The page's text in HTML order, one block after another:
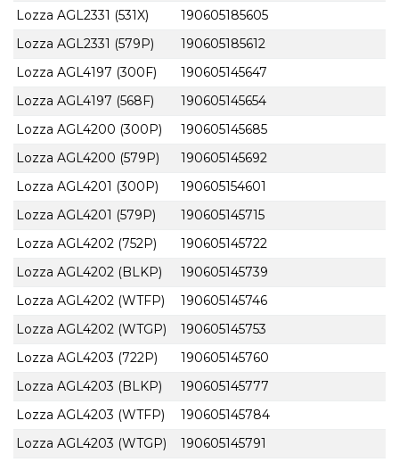
Lozza AGL2331 (531X)
190605185605
Lozza AGL2331 (579P)
190605185612
Lozza AGL4197 (300F)
190605145647
Lozza AGL4197 (568F)
190605145654
Lozza AGL4200 (300P)
190605145685
Lozza AGL4200 (579P)
190605145692
Lozza AGL4201 (300P)
190605154601
Lozza AGL4201 (579P)
190605145715
Lozza AGL4202 (752P)
190605145722
Lozza AGL4202 (BLKP)
190605145739
Lozza AGL4202 (WTFP)
190605145746
Lozza AGL4202 (WTGP)
190605145753
Lozza AGL4203 (722P)
190605145760
Lozza AGL4203 (BLKP)
190605145777
Lozza AGL4203 (WTFP)
190605145784
Lozza AGL4203 (WTGP)
190605145791